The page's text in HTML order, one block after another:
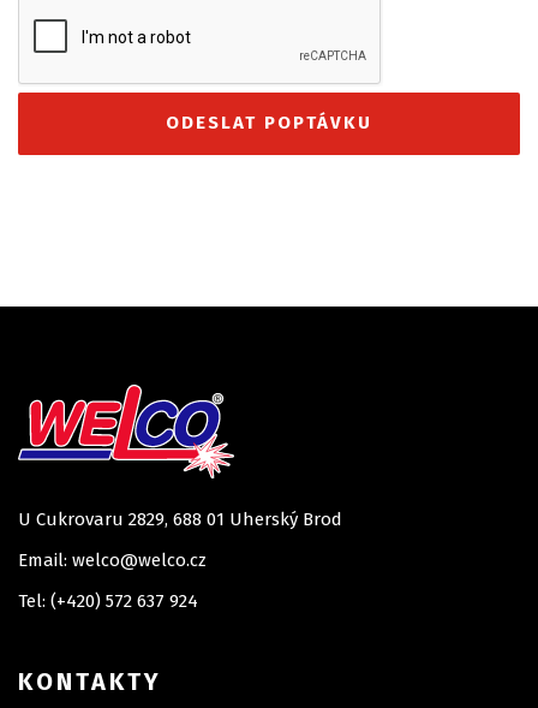
U Cukrovaru 2829, 688 01 Uherský Brod
Email: welco@welco.cz
Tel: (+420) 572 637 924
KONTAKTY